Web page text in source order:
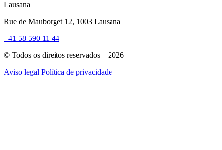
Lausana
Rue de Mauborget 12, 1003 Lausana
+41 58 590 11 44
© Todos os direitos reservados – 2026
Aviso legal Política de privacidade